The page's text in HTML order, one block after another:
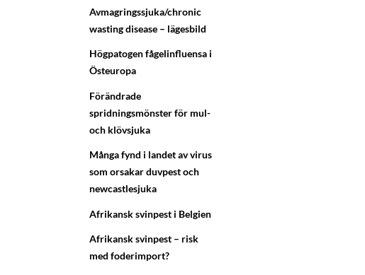
Avmagringssjuka/chronic
wasting disease – lägesbild
Högpatogen fågelinfluensa i
Östeuropa
Förändrade
spridningsmönster för mul-
och klövsjuka
Många fynd i landet av virus
som orsakar duvpest och
newcastlesjuka
Afrikansk svinpest i Belgien
Afrikansk svinpest – risk
med foderimport?